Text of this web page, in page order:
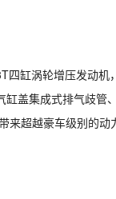
四缸涡轮增压发动机
盖集成式排气歧管
来超越豪车级别的动